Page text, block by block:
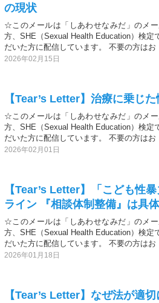
の現状
☆このメールは「しあわせなみだ」のメ
方、SHE（Sexual Health Education）検定
だいた方に配信しています。 不要の方はお
2026年02月15日
【Tear’s Letter】治療に乗じ
☆このメールは「しあわせなみだ」のメ
方、SHE（Sexual Health Education）検定
だいた方に配信しています。 不要の方はお
2026年02月01日
【Tear’s Letter】「こども性
ライン 『相談体制整備』は具
☆このメールは「しあわせなみだ」のメ
方、SHE（Sexual Health Education）検定
だいた方に配信しています。 不要の方はお
2026年01月18日
【Tear’s Letter】なぜ法が適